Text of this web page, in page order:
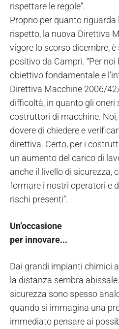
rispettare le regole”.
Proprio per quanto riguarda
rispetto, la nuova Direttiva
vigore lo scorso dicembre,
positivo da Campri. “Per
obiettivo fondamentale e
Direttiva Macchine 2006/
difficoltà, in quanto gli oneri
costruttori di macchine. Noi,
dovere di chiedere e
direttiva. Certo, per i
un aumento del carico di
anche il livello di sicurezza,
formare i nostri operatori e
rischi presenti”.
Un’occasione
per innovare...
Dai grandi impianti chimici
la distanza sembra
sicurezza sono spesso
quando si immagina una
immediato pensare ai